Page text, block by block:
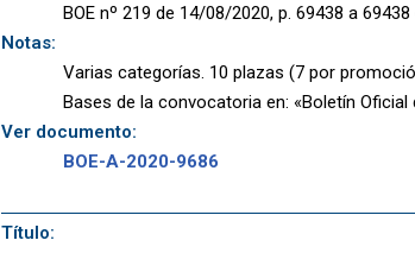
BOE nº 219 de 14/08/2020, p. 69438 a
Notas:
Varias categorías. 10 plazas (7 por
Bases de la convocatoria en: «Boletín
Ver documento:
BOE-A-2020-9686
Título: